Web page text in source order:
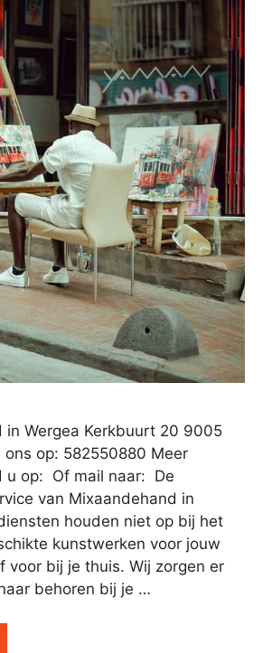
in Wergea Kerkbuurt 20 9005
ons op: 582550880 Meer
u op: Of mail naar: De
van Mixaandehand in
houden niet op bij het
kunstwerken voor jouw
voor bij je thuis. Wij zorgen er
behoren bij je …